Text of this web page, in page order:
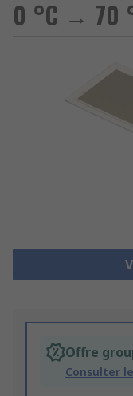
0 °C → 70
Offre
Consulter